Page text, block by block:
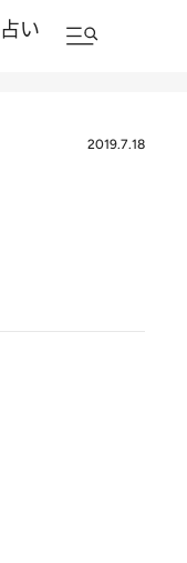
占い
2019.7.18